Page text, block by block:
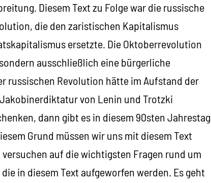
Diesem Text zu Folge war die russische
die den zaristischen Kapitalismus
ersetzte. Die Oktoberrevolution
ausschließlich eine bürgerliche
russischen Revolution hätte im Aufstand der
von Lenin und Trotzki
dann gibt es in diesem 90sten Jahrestag
Grund müssen wir uns mit diesem Text
auf die wichtigsten Fragen rund um
in diesem Text aufgeworfen werden. Es geht